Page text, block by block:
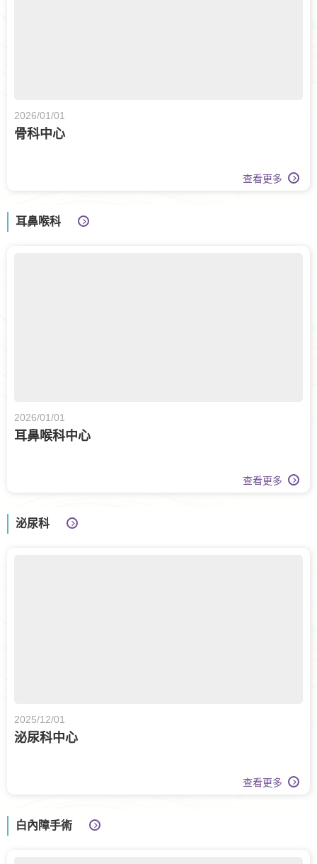
2026/01/01
骨科中心
查看更多
耳鼻喉科
2026/01/01
耳鼻喉科中心
查看更多
泌尿科
2025/12/01
泌尿科中心
查看更多
白內障手術